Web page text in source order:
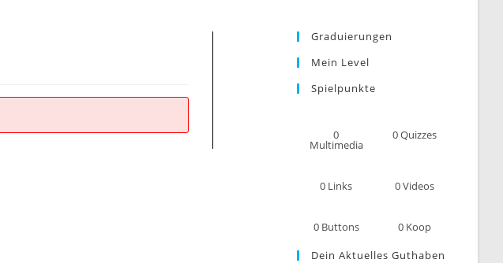
Graduierungen
Mein Level
Spielpunkte
0
Multimedia
0Quizzes
0 Links 0Videos
0 Buttons 0 Koop
Dein Aktuelles Guthaben